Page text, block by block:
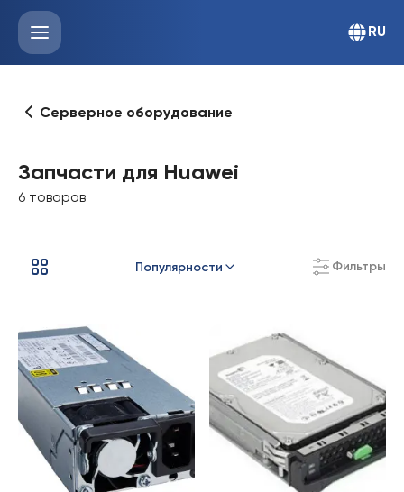
RU
Серверное оборудование
Запчасти для Huawei
6 товаров
Популярности Фильтры